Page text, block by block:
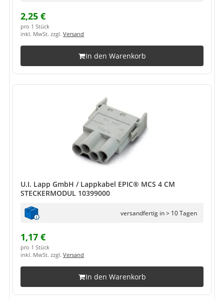
2,25 €
pro 1 Stück
inkl. MwSt. zzgl. Versand
In den Warenkorb
U.I. Lapp GmbH / Lappkabel EPIC® MCS 4 CM
STECKERMODUL 10399000
versandfertig in > 10 Tagen
1,17 €
pro 1 Stück
inkl. MwSt. zzgl. Versand
In den Warenkorb